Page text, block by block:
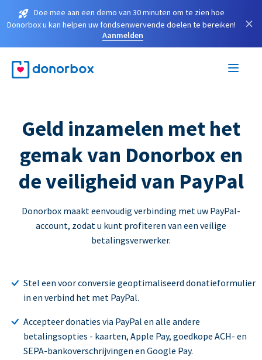
Doe mee aan een demo van 30 minuten om te zien hoe
Donorbox u kan helpen uw fondsenwervende doelen te bereiken!
Aanmelden
×
Geld inzamelen met het
gemak van Donorbox en
de veiligheid van PayPal
Donorbox maakt eenvoudig verbinding met uw PayPal-
account, zodat u kunt profiteren van een veilige
betalingsverwerker.
Stel een voor conversie geoptimaliseerd donatieformulier
in en verbind het met PayPal.
Accepteer donaties via PayPal en alle andere
betalingsopties - kaarten, Apple Pay, goedkope ACH- en
SEPA-bankoverschrijvingen en Google Pay.